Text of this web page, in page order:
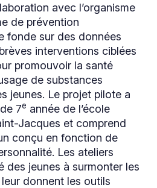
avec l’organisme
de prévention
fonde sur des données
interventions ciblées
promouvoir la santé
de substances
jeunes. Le projet pilote a
7e année de l’école
Jacques et comprend
conçu en fonction de
Les ateliers
des jeunes à surmonter les
donnent les outils